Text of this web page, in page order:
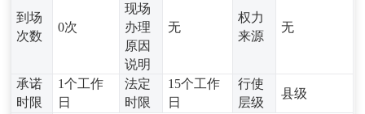
到场
次数
0次
现场
办理
原因
说明
无
权力
来源
无
承诺
时限
1个工作
日
法定
时限
15个工作
日
行使
层级
县级